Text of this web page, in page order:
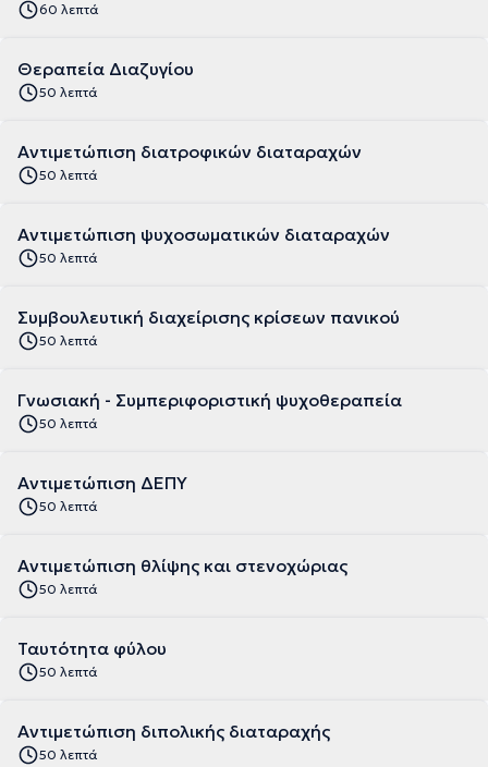
60 λεπτά
Θεραπεία Διαζυγίου
50 λεπτά
Αντιμετώπιση διατροφικών διαταραχών
50 λεπτά
Αντιμετώπιση ψυχοσωματικών διαταραχών
50 λεπτά
Συμβουλευτική διαχείρισης κρίσεων πανικού
50 λεπτά
Γνωσιακή - Συμπεριφοριστική ψυχοθεραπεία
50 λεπτά
Αντιμετώπιση ΔΕΠΥ
50 λεπτά
Αντιμετώπιση θλίψης και στενοχώριας
50 λεπτά
Ταυτότητα φύλου
50 λεπτά
Αντιμετώπιση διπολικής διαταραχής
50 λεπτά